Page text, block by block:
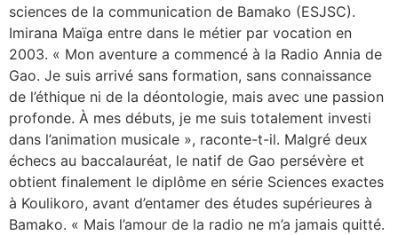
sciences de la communication de Bamako (ESJSC).
Imirana Maïga entre dans le métier par vocation en
2003. « Mon aventure a commencé à la Radio Annia de
Gao. Je suis arrivé sans formation, sans connaissance
de l’éthique ni de la déontologie, mais avec une passion
profonde. À mes débuts, je me suis totalement investi
dans l’animation musicale », raconte-t-il. Malgré deux
échecs au baccalauréat, le natif de Gao persévère et
obtient finalement le diplôme en série Sciences exactes
à Koulikoro, avant d’entamer des études supérieures à
Bamako. « Mais l’amour de la radio ne m’a jamais quitté.